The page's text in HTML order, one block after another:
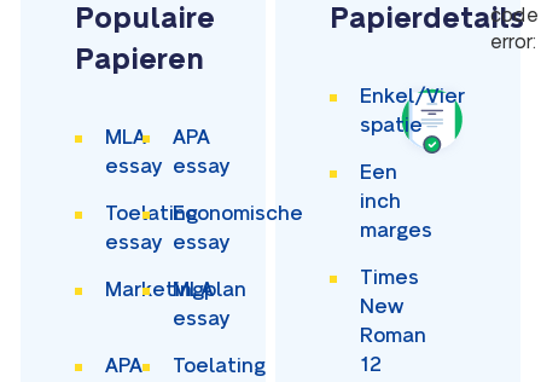
code
error:
Populaire
Papieren
MLA
essay
APA
essay
Toelating
essay
Economische
essay
Marketingplan
MLA
essay
APA
Toelating
Papierdetails
Enkel/Vier
spatie
Een
inch
marges
Times
New
Roman
12